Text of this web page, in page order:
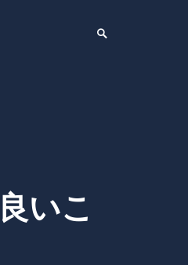
Search
いこ